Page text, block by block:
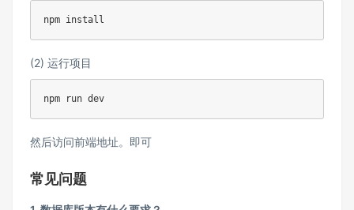
(2) 运行项目
然后访问前端地址。即可
常见问题